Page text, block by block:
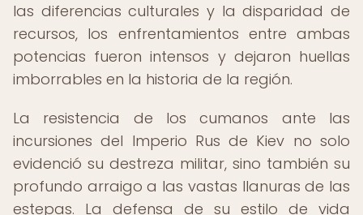
las diferencias culturales y la disparidad de
recursos, los enfrentamientos entre ambas
potencias fueron intensos y dejaron huellas
imborrables en la historia de la región.
La resistencia de los cumanos ante las
incursiones del Imperio Rus de Kiev no solo
evidenció su destreza militar, sino también su
profundo arraigo a las vastas llanuras de las
estepas. La defensa de su estilo de vida